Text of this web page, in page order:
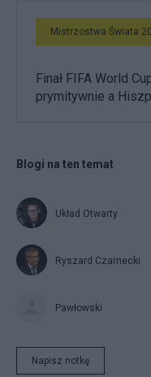
Mistrzostwa Świata
Finał FIFA World
prymitywnie a
Blogi na ten temat
Układ Otwarty
Ryszard Czarnecki
Pawłowski
Napisz notkę